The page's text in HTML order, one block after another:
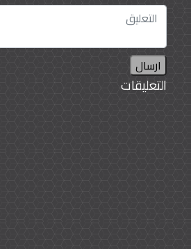
ارسال
التعليقات